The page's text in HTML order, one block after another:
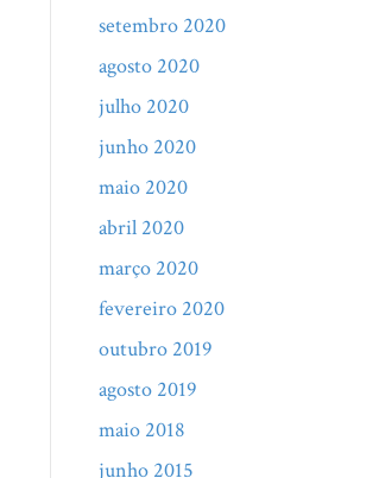
setembro 2020
agosto 2020
julho 2020
junho 2020
maio 2020
abril 2020
março 2020
fevereiro 2020
outubro 2019
agosto 2019
maio 2018
junho 2015